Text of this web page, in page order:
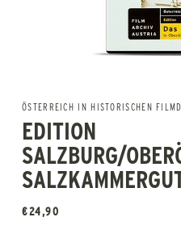
ÖSTERREICH IN HISTORISCHEN
EDITION
SALZBURG/
€24,90